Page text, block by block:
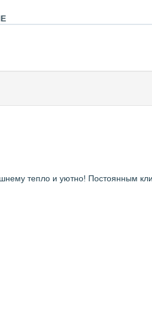
тепло и уютно! Постоянным